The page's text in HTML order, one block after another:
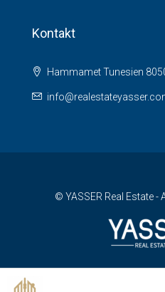
Kontakt
Hammamet Tunesien
© YASSER Real Estate -